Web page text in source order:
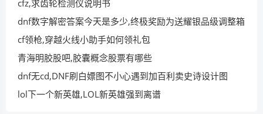
cfz,求齿轮检测仪说明书
dnf数字解密答案今天是多少,终极奖励为送耀银品级调整箱
cf领枪,穿越火线小助手如何领礼包
青海明胶股吧,胶囊概念股票有哪些
dnf无cd,DNF刷白嫖图不小心遇到加百利卖史诗设计图
lol下一个新英雄,LOL新英雄强到离谱